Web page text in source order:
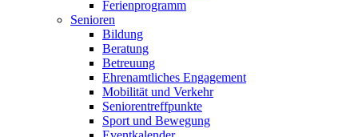
Ferienprogramm
Senioren
Bildung
Beratung
Betreuung
Ehrenamtliches Engagement
Mobilität und Verkehr
Seniorentreffpunkte
Sport und Bewegung